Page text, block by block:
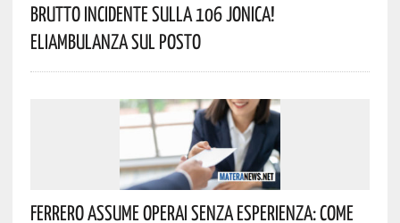
Brutto Incidente Sulla 106 Jonica!
Eliambulanza Sul Posto
Ferrero Assume Operai Senza Esperienza: Come